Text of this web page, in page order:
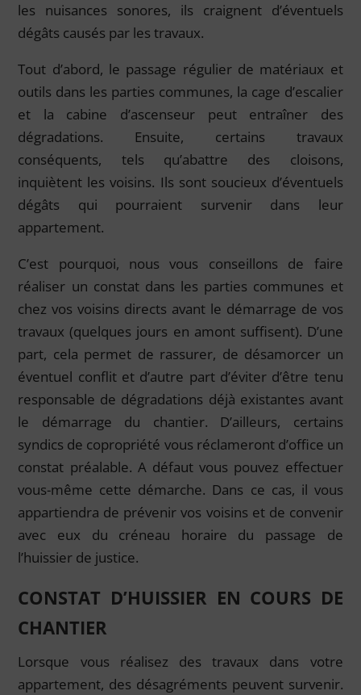
les nuisances sonores, ils craignent d’éventuels
dégâts causés par les travaux.
Tout d’abord, le passage régulier de matériaux et
outils dans les parties communes, la cage d’escalier
et la cabine d’ascenseur peut entraîner des
dégradations. Ensuite, certains travaux
conséquents, tels qu’abattre des cloisons,
inquiètent les voisins. Ils sont soucieux d’éventuels
dégâts qui pourraient survenir dans leur
appartement.
C’est pourquoi, nous vous conseillons de faire
réaliser un constat dans les parties communes et
chez vos voisins directs avant le démarrage de vos
travaux (quelques jours en amont suffisent). D’une
part, cela permet de rassurer, de désamorcer un
éventuel conflit et d’autre part d’éviter d’être tenu
responsable de dégradations déjà existantes avant
le démarrage du chantier. D’ailleurs, certains
syndics de copropriété vous réclameront d’office un
constat préalable. A défaut vous pouvez effectuer
vous-même cette démarche. Dans ce cas, il vous
appartiendra de prévenir vos voisins et de convenir
avec eux du créneau horaire du passage de
l’huissier de justice.
CONSTAT D’HUISSIER EN COURS DE
CHANTIER
Lorsque vous réalisez des travaux dans votre
appartement, des désagréments peuvent survenir.